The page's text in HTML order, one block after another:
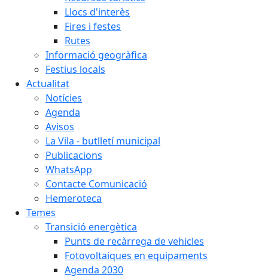
Llocs d'interès
Fires i festes
Rutes
Informació geogràfica
Festius locals
Actualitat
Notícies
Agenda
Avisos
La Vila - butlletí municipal
Publicacions
WhatsApp
Contacte Comunicació
Hemeroteca
Temes
Transició energètica
Punts de recàrrega de vehicles
Fotovoltaiques en equipaments
Agenda 2030